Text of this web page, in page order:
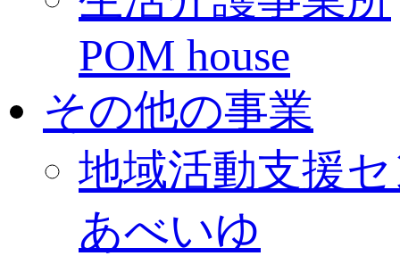
POM house
その他の事業
地域活動支援
あべいゆ